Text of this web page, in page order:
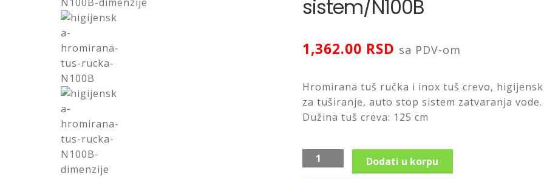
sistem/N100B
1,362.00 RSD sa PDV-om
Hromirana tuš ručka i inox tuš crevo,
za tuširanje, auto stop sistem zatvaranja vode.
Dužina tuš creva: 125 cm
Higijenska
tuš
Dodati u korpu